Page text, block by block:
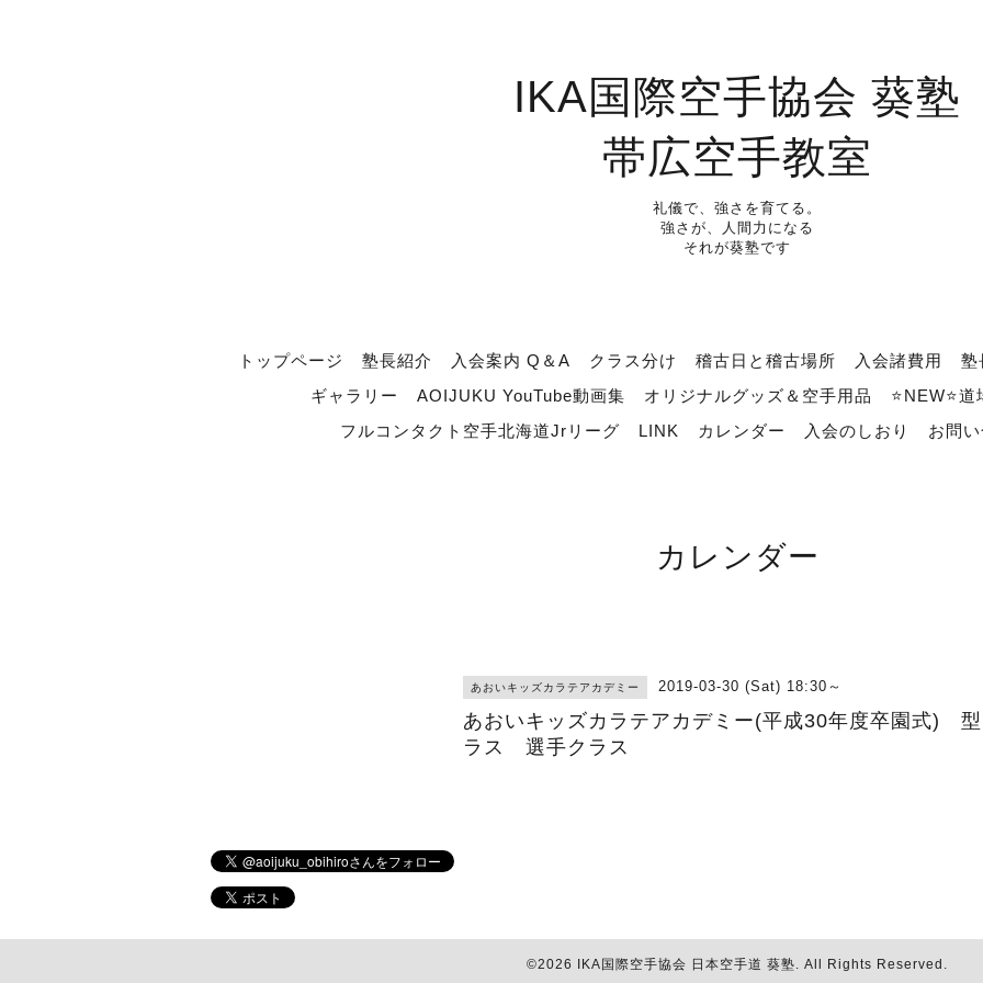
IKA国際空手協会 葵塾
帯広空手教室
礼儀で、強さを育てる。
強さが、人間力になる
それが葵塾です
トップページ 塾長紹介 入会案内 Q＆A クラス分け 稽古日と稽古場所 入会諸費用
塾
ギャラリー
AOIJUKU YouTube動画集 オリジナルグッズ＆空手用品
⭐NEW⭐
フルコンタクト空手北海道Jrリーグ
LINK カレンダー 入会のしおり お問
カレンダー
あおいキッズカラテアカデミー 2019-03-30 (Sat) 18:30～
あおいキッズカラテアカデミー(平成30年度卒園式)
ラス 選手クラス
©2026 IKA国際空手協会 日本空手道 葵塾. All Rights Reserved.